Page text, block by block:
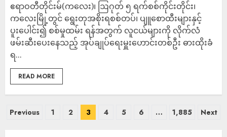
ဧရာဝတီတိုင်းမ်(ကလေး)၊ ဩဂုတ် ၅ ရက်စစ်ကိုင်းတိုင်း၊
ကလေးမြို့တွင် ရွေးတုအစိုးရစစ်တပ်၊ ပျူစောထီးများနှင့်
ပူးပေါင်း၍ စစ်မှုထမ်း ရန်အတွက် လူငယ်များကို လိုက်လံ
ဖမ်းဆီးပေးနေသည့် အုပ်ချုပ်ရေးမှူးဟောင်းတစ်ဦး ဓားထိုးခံ
ရ...
READ MORE
Previous 1 2 3 4 5 6 … 1,885 Next